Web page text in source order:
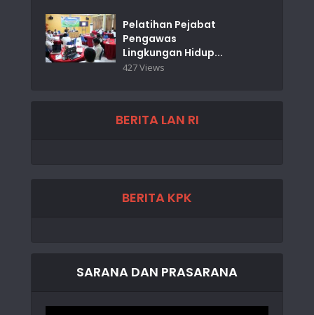
Pelatihan Pejabat
Pengawas
Lingkungan Hidup...
427 Views
BERITA LAN RI
BERITA KPK
SARANA DAN PRASARANA